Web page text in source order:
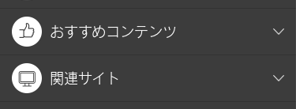
おすすめコンテンツ
関連サイト